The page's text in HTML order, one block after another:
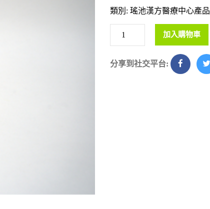
類別: 瑤池漢方醫療中心產品
加入購物車
分享到社交平台: